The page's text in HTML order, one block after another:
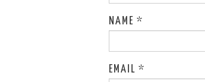
NAME *
EMAIL *